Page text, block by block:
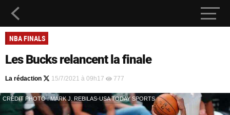
NBA FINALS
Les Bucks relancent la finale
La rédaction 15/7/2021 à 09h17 777
CRÉDIT PHOTO : MARK J. REBILAS-USA TODAY SPORTS